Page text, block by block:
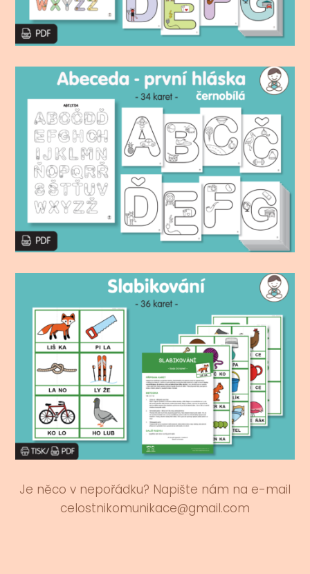
Je něco v nepořádku? Napište nám na e-mail
celostnikomunikace@gmail.com